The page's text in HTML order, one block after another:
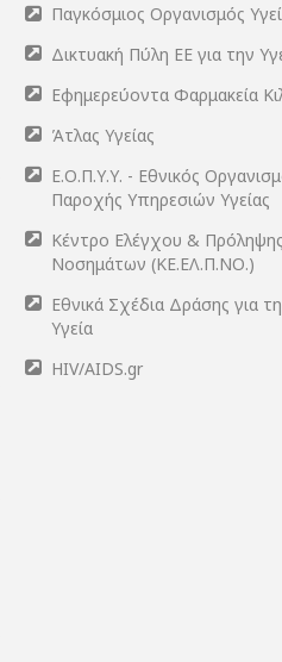
Παγκόσμιος Οργανισμός
Δικτυακή Πύλη ΕΕ για την
Εφημερεύοντα Φαρμακεία
Άτλας Υγείας
Ε.Ο.Π.Υ.Υ. - Εθνικός
Παροχής Υπηρεσιών Υγείας
Κέντρο Ελέγχου &
Νοσημάτων (ΚΕ.ΕΛ.Π.ΝΟ.)
Εθνικά Σχέδια Δράσης για
Υγεία
HIV/AIDS.gr